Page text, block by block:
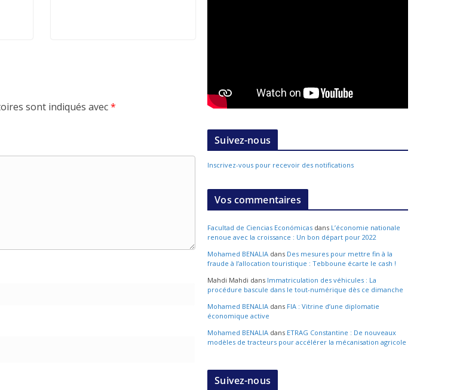
sont indiqués avec*
Suivez-nous
Inscrivez-vous pour recevoir des notifications
Vos commentaires
Facultad de Ciencias Económicas dans L’économie nationale
renoue avec la croissance : Un bon départ pour 2022
Mohamed BENALIA dans Des mesures pour mettre fin à la
fraude à l’allocation touristique : Tebboune écarte le cash !
Mahdi Mahdi dans Immatriculation des véhicules : La
procédure bascule dans le tout-numérique dès ce dimanche
Mohamed BENALIA dans FIA : Vitrine d’une diplomatie
économique active
Mohamed BENALIA dans ETRAG Constantine : De nouveaux
modèles de tracteurs pour accélérer la mécanisation agricole
Suivez-nous